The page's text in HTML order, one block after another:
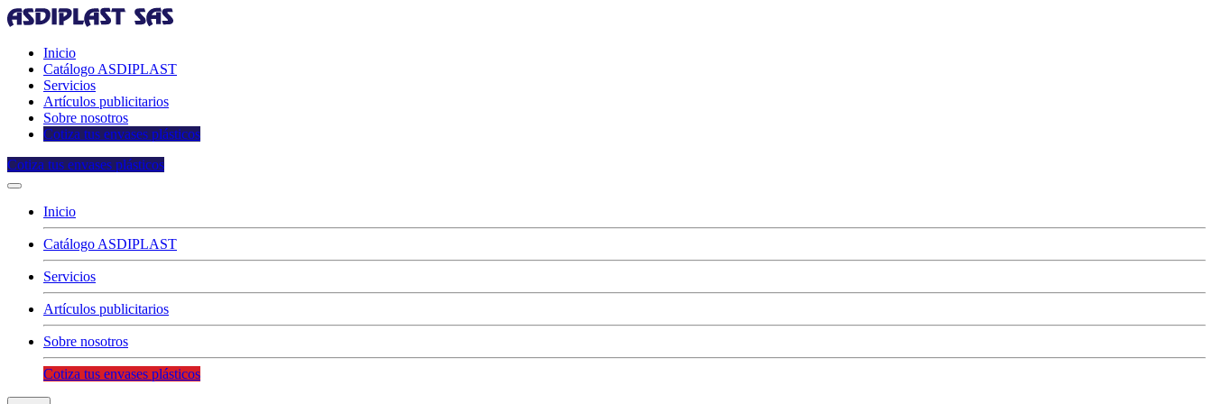
Inicio
Catálogo ASDIPLAST
Servicios
Artículos publicitarios
Sobre nosotros
Cotiza tus envases plásticos
Cotiza tus envases plásticos
Inicio
Catálogo ASDIPLAST
Servicios
Artículos publicitarios
Sobre nosotros
Cotiza tus envases plásticos